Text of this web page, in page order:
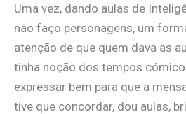
Uma vez, dando aulas de
não faço personagens, um
atenção de que quem dava as
tinha noção dos tempos
expressar bem para que a
tive que concordar, dou aulas,